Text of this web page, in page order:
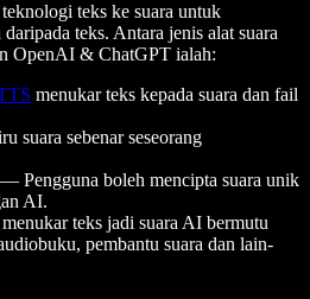
teks ke suara untuk
teks. Antara jenis alat suara
OpenAI & ChatGPT ialah:
menukar teks kepada suara dan fail
suara sebenar seseorang
Pengguna boleh mencipta suara unik
AI.
teks jadi suara AI bermutu
pembantu suara dan lain-